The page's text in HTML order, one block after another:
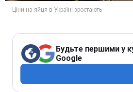
Будьте першими у
Google